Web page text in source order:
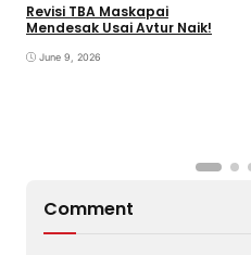
Revisi TBA Maskapai
Mendesak Usai Avtur Naik!
June 9, 2026
Comment